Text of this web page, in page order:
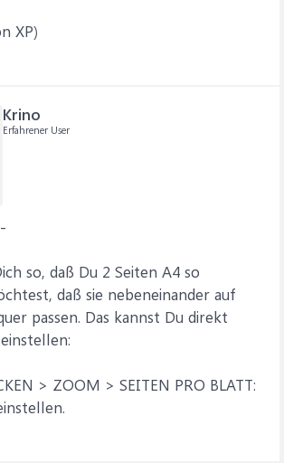
XP)
Krino
Erfahrener User
so, daß Du 2 Seiten A4 so
daß sie nebeneinander auf
passen. Das kannst Du direkt
> ZOOM > SEITEN PRO BLATT: